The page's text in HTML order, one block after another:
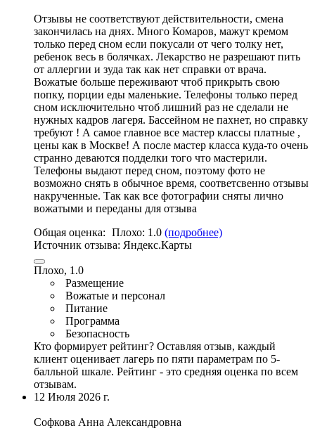
Отзывы не соответствуют действительности, смена
закончилась на днях. Много Комаров, мажут кремом
только перед сном если покусали от чего толку нет,
ребенок весь в болячках. Лекарство не разрешают пить
от аллергии и зуда так как нет справки от врача.
Вожатые больше переживают чтоб прикрыть свою
попку, порции еды маленькие. Телефоны только перед
сном исключительно чтоб лишний раз не сделали не
нужных кадров лагеря. Бассейном не пахнет, но справку
требуют ! А самое главное все мастер классы платные ,
цены как в Москве! А после мастер класса куда-то очень
странно деваются подделки того что мастерили.
Телефоны выдают перед сном, поэтому фото не
возможно снять в обычное время, соответсвенно отзывы
накрученные. Так как все фотографии сняты лично
вожатыми и переданы для отзыва
Общая оценка: Плохо: 1.0 (подробнее)
Источник отзыва: Яндекс.Карты
Плохо, 1.0
Размещение
Вожатые и персонал
Питание
Программа
Безопасность
Кто формирует рейтинг? Оставляя отзыв, каждый
клиент оценивает лагерь по пяти параметрам по 5-
балльной шкале. Рейтинг - это средняя оценка по всем
отзывам.
12 Июля 2026 г.
Софкова Анна Александровна